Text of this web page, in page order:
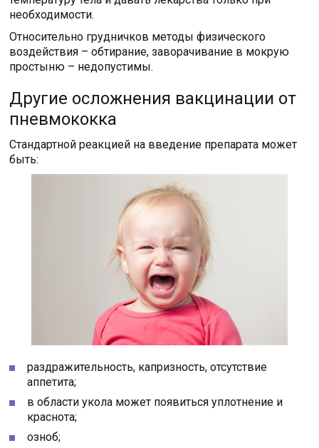
необходимости.
Относительно грудничков методы физического
воздействия – обтирание, заворачивание в мокрую
простыню – недопустимы.
Другие осложнения вакцинации от
пневмококка
Стандартной реакцией на введение препарата может
быть:
раздражительность, капризность, отсутствие
аппетита;
в области укола может появиться уплотнение и
краснота;
озноб;